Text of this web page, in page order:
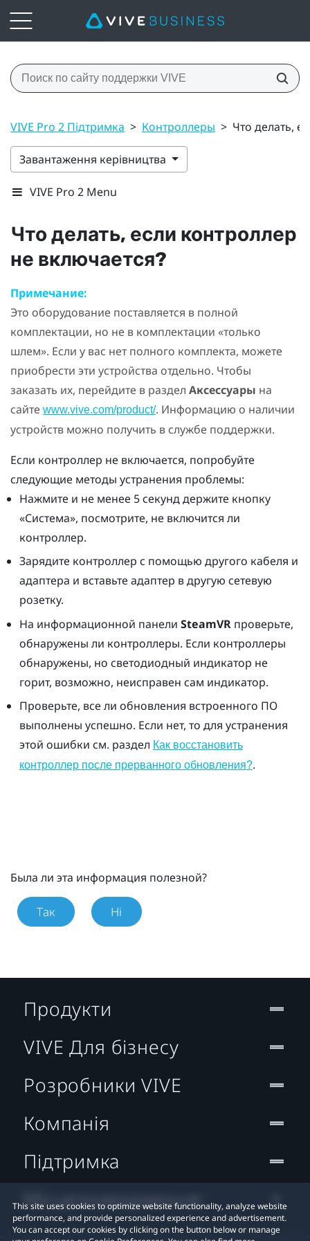
VIVE Pro 2 Підтримка > Контроллеры > Что делать,
Завантаження керівництва
VIVE Pro 2 Menu
Что делать, если контроллер
не включается?
Примечание:
Это оборудование поставляется в полной
комплектации, но не в комплектации «только
шлем». Если у вас нет полного комплекта, можете
приобрести эти устройства отдельно. Чтобы
заказать их, перейдите в раздел Аксессуары на
сайте www.vive.com/product/. Информацию о наличии
устройств можно получить в службе поддержки.
Если контроллер не включается, попробуйте
следующие методы устранения проблемы:
Нажмите и не менее 5 секунд держите кнопку
«Система», посмотрите, не включится ли
контроллер.
Зарядите контроллер с помощью другого кабеля и
адаптера и вставьте адаптер в другую сетевую
розетку.
На информационной панели SteamVRпроверьте,
обнаружены ли контроллеры. Если контроллеры
обнаружены, но светодиодный индикатор не
горит, возможно, неисправен сам индикатор.
Проверьте, все ли обновления встроенного ПО
выполнены успешно. Если нет, то для устранения
этой ошибки см. раздел Как восстановить
контроллер после прерванного обновления?.
Была ли эта информация полезной?
Так Ні
This site uses cookies to optimize website functionality, analyze website
performance, and provide personalized experience and advertisement.
You can accept our cookies by clicking on the button below or manage
Продукти
VIVE Для бізнесу
Розробники VIVE
Компанія
Підтримка
Місцезнаходження: